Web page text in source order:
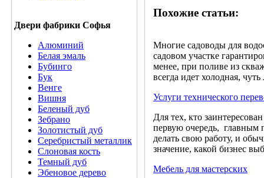
Двери фабрики Софья
Алюминий
Белая эмаль
Бубинго
Бук
Венге
Вишня
Беленый дуб
Зебрано
Золотистый дуб
Серебристый металлик
Слоновая кость
Темный дуб
Эбеновое дерево
Похожие статьи:
Многие садоводы для
садовом участке
менее, при поливе из
всегда идет холодная,
Услуги технического
Для тех, кто
первую очередь, главным
делать свою работу, и
значение, какой бизнес
Мебель для мастерских